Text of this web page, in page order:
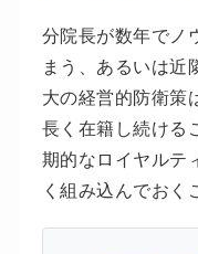
分院長が数年でノ
まう、あるいは近
大の経営的防衛策
長く在籍し続ける
期的なロイヤルテ
く組み込んでおく